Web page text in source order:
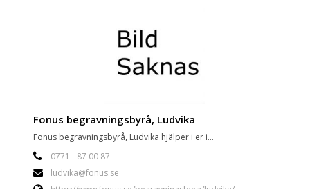
Fonus begravningsbyrå, Ludvika
Fonus begravningsbyrå, Ludvika hjälper i er i...
0771 - 87 00 87
ludvika@fonus.se